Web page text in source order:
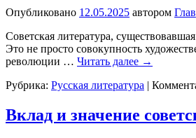
Опубликовано 12.05.2025 автором
Советская литература,
Это не просто совокупность
революции … Читать далее →
Рубрика: Русская литература |
Вклад и значение